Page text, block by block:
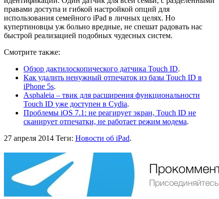
правами доступа и гибкой настройкой опций для
использования семейного iPad в личных целях. Но
купертиновцы уж больно вредные, не спешат радовать нас
быстрой реализацией подобных чудесных систем.
Смотрите также:
Обзор дактилоскопического датчика Touch ID.
Как удалить ненужный отпечаток из базы Touch ID в
iPhone 5s.
Asphaleia – твик для расширения функциональности
Touch ID уже доступен в Cydia.
Проблемы iOS 7.1: не реагирует экран, Touch ID не
сканирует отпечатки, не работает режим модема.
27 апреля 2014 Теги: Новости об iPad.